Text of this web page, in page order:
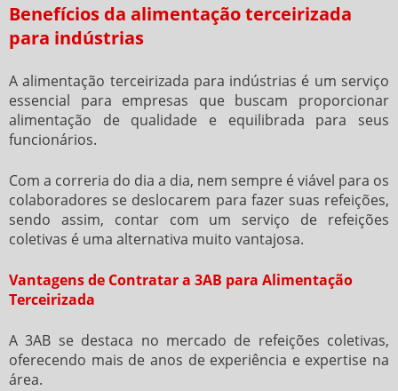
Benefícios da alimentação terceirizada
para indústrias
Aalimentação terceirizada para indústrias é um serviço
essencial para empresas que buscam proporcionar
alimentação de qualidade e equilibrada para seus
funcionários.
Com a correria do dia a dia, nem sempre é viável para os
colaboradores se deslocarem para fazer suas refeições,
sendo assim, contar com um serviço de refeições
coletivas é uma alternativa muito vantajosa.
Vantagens de Contratar a 3AB para Alimentação
Terceirizada
A 3AB se destaca no mercado de refeições coletivas,
oferecendo mais de anos de experiência e expertise na
área.